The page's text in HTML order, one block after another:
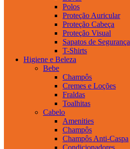
Polos
Proteção Auricular
Proteção Cabeça
Proteção Visual
Sapatos de Segurança
T-Shirts
Higiene e Beleza
Bebe
Champôs
Cremes e Loções
Fraldas
Toalhitas
Cabelo
Amenities
Champôs
Champôs Anti-Caspa
Condicionadores